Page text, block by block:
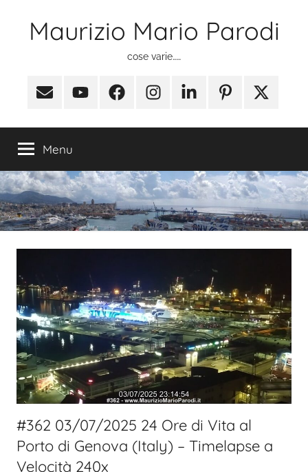
Maurizio Mario Parodi
cose varie……
Email YoutubeFacebookInstagramLinkedinPinterest
X
Twitter)
Menu
#362 03/07/2025 24 Ore di Vita al
Porto di Genova (Italy) – Timelapse a
Velocità 240x